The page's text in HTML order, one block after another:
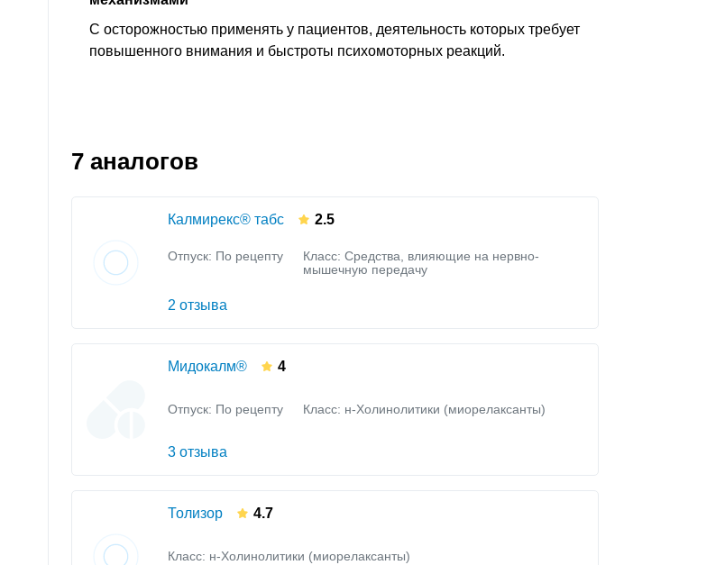
С осторожностью применять у пациентов, деятельность которых требует
повышенного внимания и быстроты психомоторных реакций.
7 аналогов
Калмирекс® табс 2.5
Отпуск: По рецепту Класс: Средства, влияющие на нервно-
мышечную передачу
2 отзыва
Мидокалм® 4
Отпуск: По рецепту Класс: н-Холинолитики (миорелаксанты)
3 отзыва
Толизор 4.7
Класс: н-Холинолитики (миорелаксанты)